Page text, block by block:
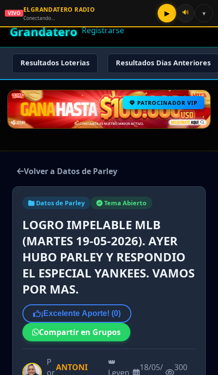
🌟 El
Grandatero
🔑 Iniciar Sesión
📝
Registrarse
Resultados Loterias Resultados Dias Anteriores
PATROCINADOR VIP
Volver a Datos de Parley
Datos de Parley Tema Abierto
LOGRO IMPELABLE MLB
(MARTES 19-05-2026). AYER
HUBO PARLEY Y RESPONDIO
EL ESPECIAL YANKEES. VAMOS
POR MAS.
¡Excelente Aporte! (0)
Compartir en Grupos
P
orANTONI
👑
Leyen
18/05/
300
VIVO ELGRANDATERO RADIO
Conectando…
▶ 🔊 ▾